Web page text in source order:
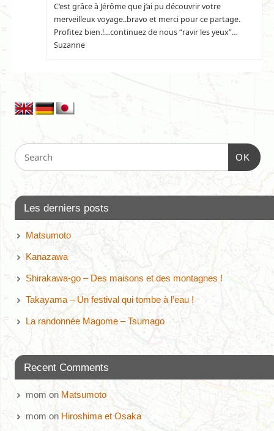
C’est grâce à Jérôme que j’ai pu découvrir votre
merveilleux voyage..bravo et merci pour ce partage.
Profitez bien.!…continuez de nous “ravir les yeux”…
Suzanne
OK
Les derniers posts
Matsumoto
Kanazawa
Shirakawa-go – Des maisons et des montagnes !
Takayama – Un festival qui tombe à l’eau !
La randonnée Magome – Tsumago
Recent Comments
mom on Matsumoto
mom on Hiroshima et Osaka